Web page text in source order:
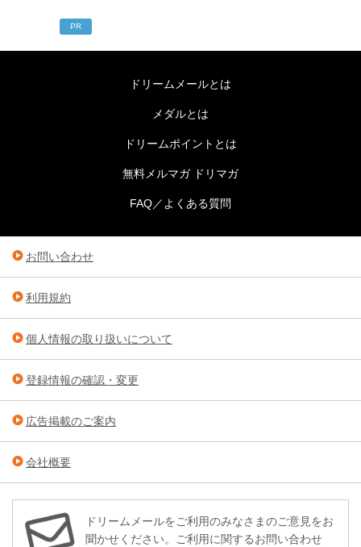
PR
ドリームメールとは
メダルとは
ドリームポイントとは
無料メルマガ ドリマガ
FAQ／よくある質問
お問い合わせ
利用規約
個人情報の取り扱いについて
登録情報の確認・変更
広告掲載のご案内
会社概要
ドリームメールをご利用のみなさまのご意見をお
聞かせください。ご利用に関するお問い合わせ